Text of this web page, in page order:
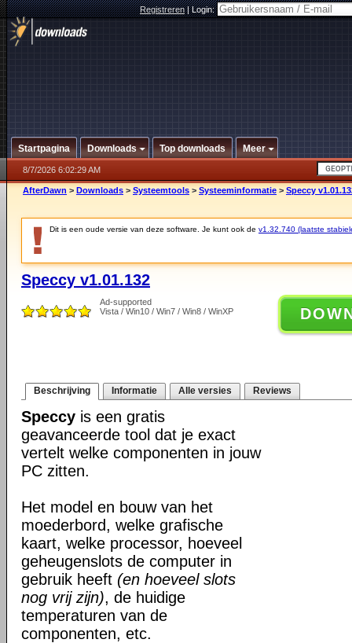
Registreren|Login:
Startpagina Downloads Top downloads Meer
8/7/2026 6:02:29 AM
AfterDawn > Downloads > Systeemtools > Systeeminformatie > Speccy
Dit is een oude versie van deze software. Je kunt ook de v1.32.740 (laatste
Speccy v1.01.132
Ad-supported
Vista / Win10 / Win7 / Win8 / WinXP
Beschrijving Informatie Alle versies Reviews
Speccy is een gratis
geavanceerde tool dat je exact
vertelt welke componenten in jouw
PC zitten.
Het model en bouw van het
moederbord, welke grafische
kaart, welke processor, hoeveel
geheugenslots de computer in
gebruik heeft (en hoeveel slots
nog vrij zijn), de huidige
temperaturen van de
componenten, etc.